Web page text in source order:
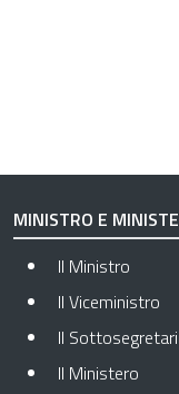
MINISTRO E
Il Ministro
Il Viceministro
Il
Il Ministero